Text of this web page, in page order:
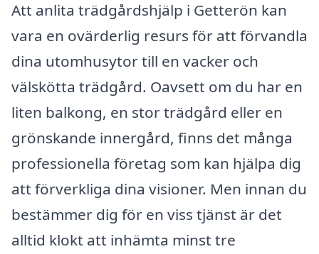
Att anlita trädgårdshjälp i Getterön kan
vara en ovärderlig resurs för att förvandla
dina utomhusytor till en vacker och
välskötta trädgård. Oavsett om du har en
liten balkong, en stor trädgård eller en
grönskande innergård, finns det många
professionella företag som kan hjälpa dig
att förverkliga dina visioner. Men innan du
bestämmer dig för en viss tjänst är det
alltid klokt att inhämta minst tre